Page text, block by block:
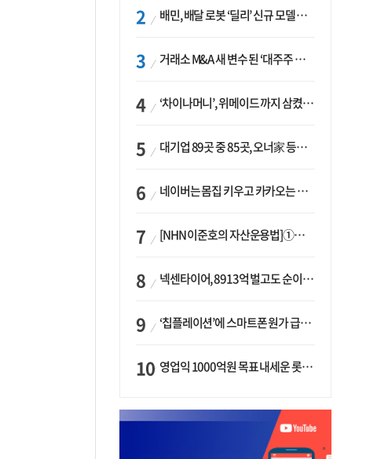
배민, 배달 로봇 ‘딜리’ 신규 모델 B마트 현장 투입
거래소 M&A 새 변수 된 ‘대주주 심사’…네이버·두나무 결합도 영향권
‘차이나머니’, 위메이드 까지 삼켰다… K콘텐츠, 글로벌 확장에도 中 투자 ‘경계령’
대기업 89곳 중 85곳, 오너家 등기임원 겸직…BS 46곳·SM 45곳 ‘족벌경영’ 고착화
네이버는 몸집 키우고 카카오는 줄였다…‘역대급 실적’에 성장전략은 ‘극과 극’
[NHN 이준호의 자산운용법]①이니시오·JLC ‘부동산’-JLC파트너스 ‘투자’…“부동산 담보대출로 투자재원 확보”
넥센타이어, 8913억 벌고도 순이익 2억…유럽 세부담에 이익 증발
‘칩플레이션’에 스마트폰 원가 급등…삼성전자, ‘엑시노스’ 채택 확대하나
영업익 1000억원 목표 내세운 롯데마트…하반기 ‘오카도’ 시험대